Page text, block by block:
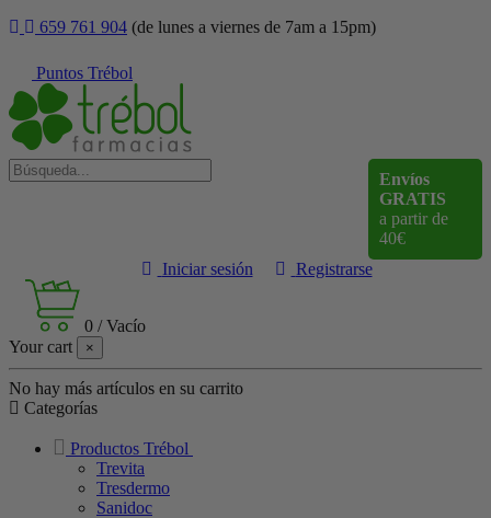
659 761 904 (de lunes a viernes de 7am a 15pm)
Puntos Trébol
Envíos
GRATIS
a partir de
40€
Iniciar sesión
Registrarse
0 /Vacío
Your cart
×
No hay más artículos en su carrito
Categorías
Productos Trébol
Trevita
Tresdermo
Sanidoc